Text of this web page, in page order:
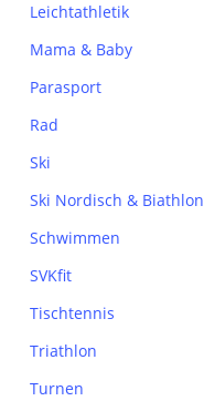
Leichtathletik
Mama & Baby
Parasport
Rad
Ski
Ski Nordisch & Biathlon
Schwimmen
SVKfit
Tischtennis
Triathlon
Turnen